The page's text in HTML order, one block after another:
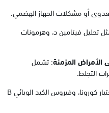
أو مشكلات الجهاز الهضمي.
تحليل فيتامين د، وهرمونات
الأمراض المزمنة: تشمل
التجلط.
: مثل: اختبار كورونا، وفيروس الكبد الوبائي B